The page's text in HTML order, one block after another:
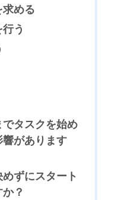
める
う
タスクを始め
があります
ずにスタート
？